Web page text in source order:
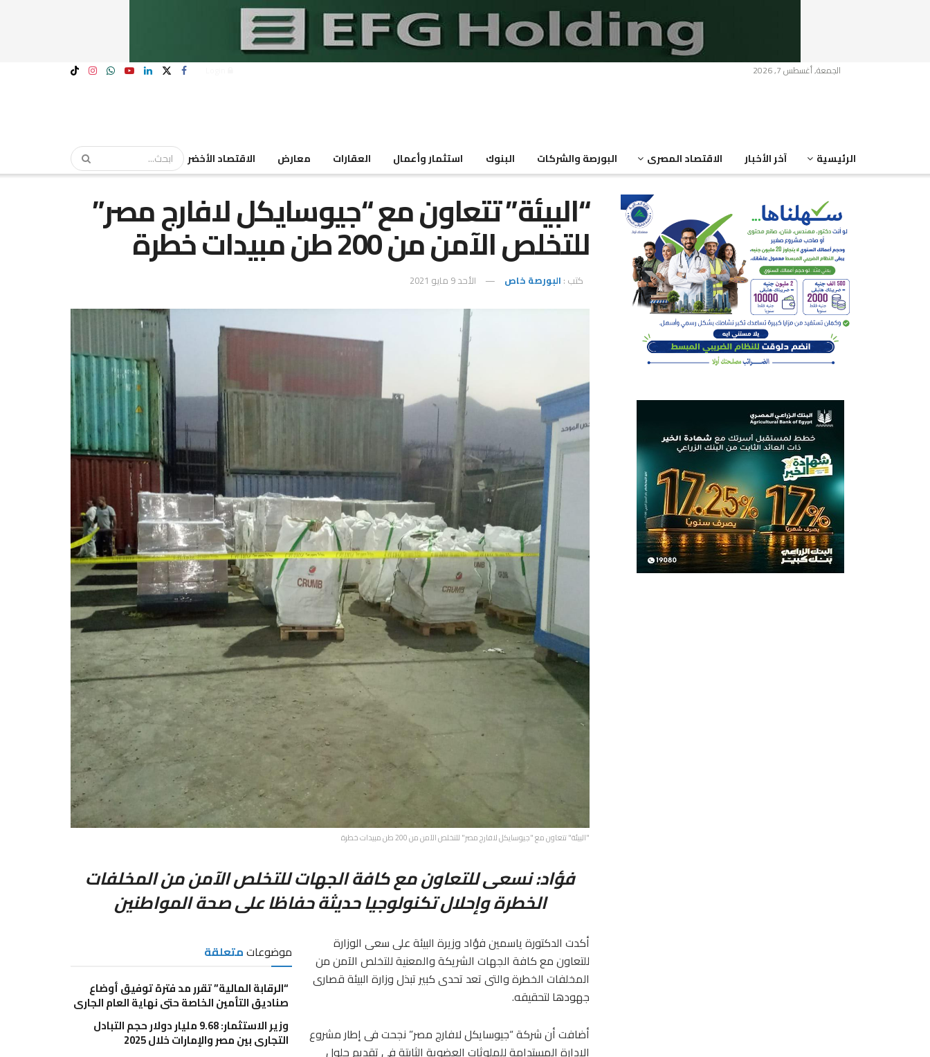
الجمعة, أغسطس 7, 2026
الرئيسية آخر الأخبار الاقتصاد المصرى البورصة والشركات البنوك استثمار وأعمال العقارات معارض الاقتصاد الأخضر
“البيئة” تتعاون مع “جيوسايكل لافارج مصر”
للتخلص الآمن من 200 طن مبيدات خطرة
كتب : البورصة خاص الأحد 9 مايو 2021
"البيئة" تتعاون مع "جيوسايكل لافارج مصر" للتخلص الآمن من 200 طن مبيدات خطرة
فؤاد: نسعى للتعاون مع كافة الجهات للتخلص الآمن من المخلفات
الخطرة وإحلال تكنولوجيا حديثة حفاظا على صحة المواطنين
موضوعاتمتعلقة
“الرقابة المالية” تقرر مد فترة توفيق أوضاع
صناديق التأمين الخاصة حتى نهاية العام الجاري
وزير الاستثمار: 9.68 مليار دولار حجم التبادل
التجاري بين مصر والإمارات خلال 2025
أكدت الدكتورة ياسمين فؤاد وزيرة البيئة على سعى الوزارة
للتعاون مع كافة الجهات الشريكة والمعنية للتخلص الآمن من
المخلفات الخطرة والتى تعد تحدى كبير تبذل وزارة البيئة قصارى
جهودها لتحقيقه.
أضافت أن شركة “جيوسايكل لافارج مصر” نجحت فى إطار مشروع
الإدارة المستدامة للملوثات العضوية الثابتة فى تقديم حلول